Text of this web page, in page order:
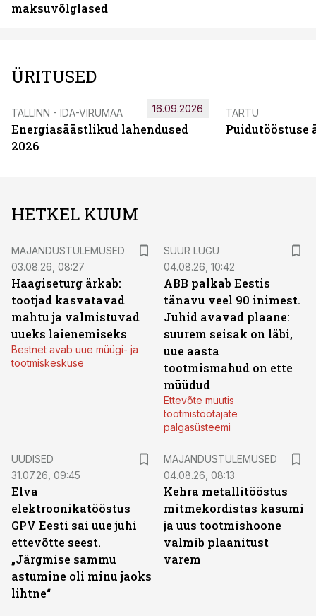
maksuvõlglased
ÜRITUSED
TALLINN - IDA-VIRUMAA
Energiasäästlikud lahendused
2026
16.09.2026 TARTU
Puidutööstuse
HETKEL KUUM
MAJANDUSTULEMUSED
03.08.26, 08:27
Haagiseturg ärkab:
tootjad kasvatavad
mahtu ja valmistuvad
uueks laienemiseks
Bestnet avab uue müügi- ja
tootmiskeskuse
SUUR LUGU
04.08.26, 10:42
ABB palkab Eestis
tänavu veel 90 inimest.
Juhid avavad plaane:
suurem seisak on läbi,
uue aasta
tootmismahud on ette
müüdud
Ettevõte muutis
tootmistöötajate
palgasüsteemi
UUDISED
31.07.26, 09:45
Elva
elektroonikatööstus
GPV Eesti sai uue juhi
ettevõtte seest.
„Järgmise sammu
astumine oli minu jaoks
lihtne“
MAJANDUSTULEMUSED
04.08.26, 08:13
Kehra metallitööstus
mitmekordistas kasumi
ja uus tootmishoone
valmib plaanitust
varem